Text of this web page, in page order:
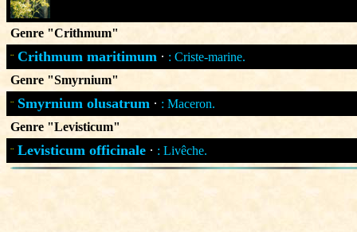
Genre "Crithmum"
¨ Crithmum maritimum · : Criste-marine.
Genre "Smyrnium"
¨ Smyrnium olusatrum · : Maceron.
Genre "Levisticum"
¨ Levisticum officinale · : Livêche.